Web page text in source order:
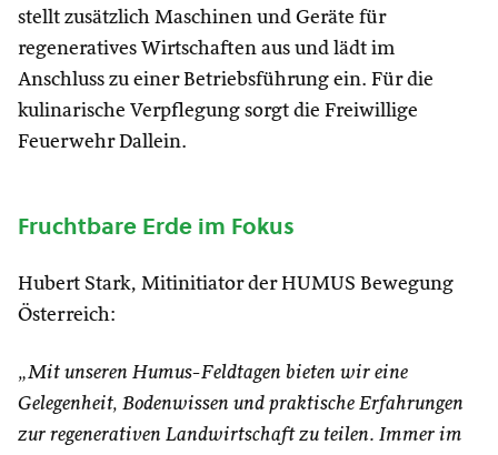
stellt zusätzlich Maschinen und Geräte für
regeneratives Wirtschaften aus und lädt im
Anschluss zu einer Betriebsführung ein. Für die
kulinarische Verpflegung sorgt die Freiwillige
Feuerwehr Dallein.
Fruchtbare Erde im Fokus
Hubert Stark, Mitinitiator der HUMUS Bewegung
Österreich:
„Mit unseren Humus-Feldtagen bieten wir eine
Gelegenheit, Bodenwissen und praktische Erfahrungen
zur regenerativen Landwirtschaft zu teilen. Immer im